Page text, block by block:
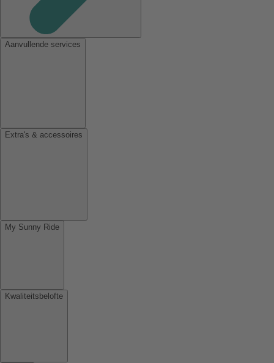
Aanvullende services
Extra's & accessoires
My Sunny Ride
Kwaliteitsbelofte